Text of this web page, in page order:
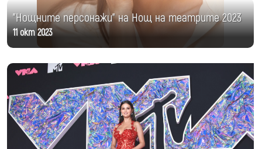
"Нощните персонажи" на Нощ на театрите 2023
11 окт 2023